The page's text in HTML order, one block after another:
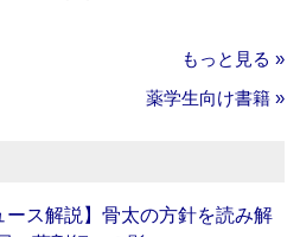
もっと見る »
薬学生向け書籍 »
ース解説】骨太の方針を読み解